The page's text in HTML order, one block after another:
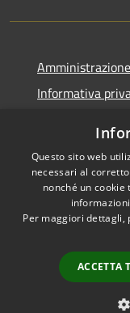
Informativa
Dichiarazione
RSS
Questo sito web
necessari al
nonché un
Per maggiori dettagli,
ACCETTA